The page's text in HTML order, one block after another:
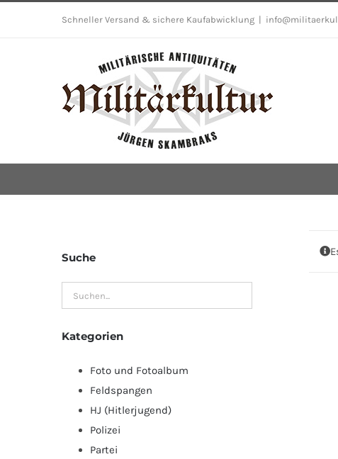
Schneller Versand & sichere Kaufabwicklung
Suche
Kategorien
Foto und Fotoalbum
Feldspangen
HJ (Hitlerjugend)
Polizei
Partei